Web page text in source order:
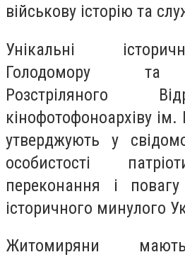
військову історію та
Унікальні
Голодомору та
Розстріляного
кінофотофоноархіву
утверджують у
особистості
переконання і
історичного минулого
Житомиряни